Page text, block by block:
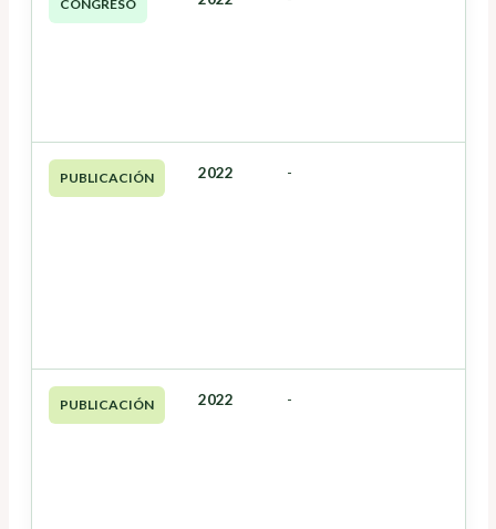
CONGRESO
PUBLICACIÓN 2022 -
PUBLICACIÓN 2022 -